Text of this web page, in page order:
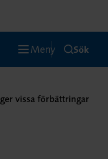
Meny Sök
vissa förbättringar